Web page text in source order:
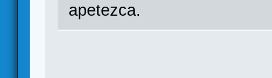
apetezca.